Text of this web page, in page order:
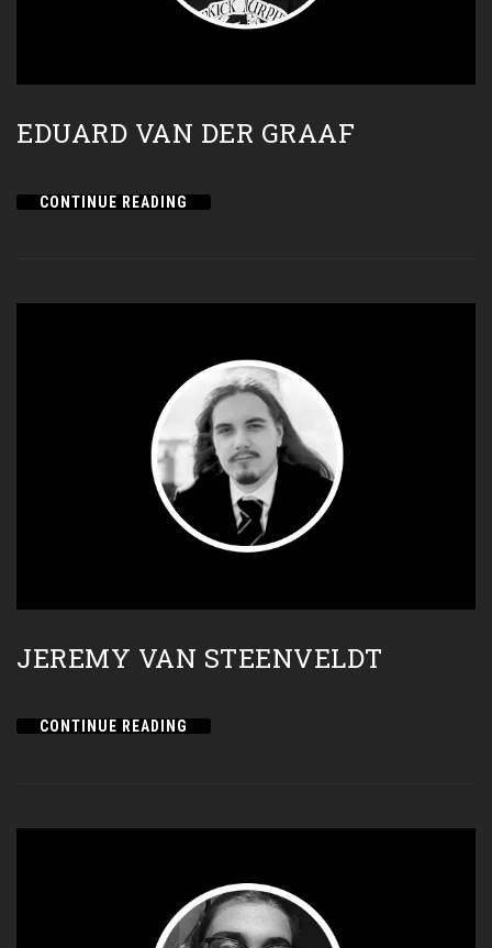
EDUARD VAN DER GRAAF
CONTINUE READING
JEREMY VAN STEENVELDT
CONTINUE READING